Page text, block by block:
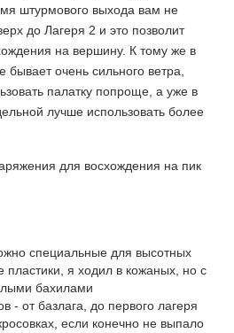
штурмового выхода вам не
до Лагеря 2 и это позволит
на вершину. К тому же в
очень сильного ветра,
палатку попроще, а уже в
лучше использовать более
для восхождения на пик
специальные для высотных
пластики, я ходил в кожаных, но с
бахилами
- от базлага, до первого лагеря
если конечно не выпало